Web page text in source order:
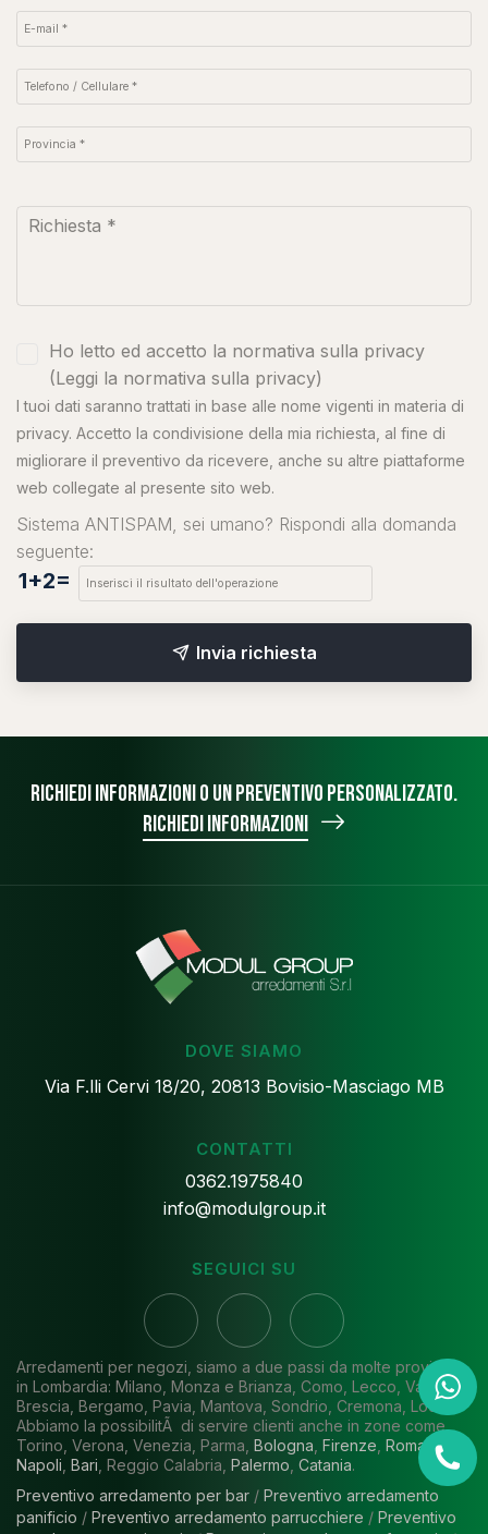
Ho letto ed accetto la normativa sulla privacy
(Leggi la normativa sulla privacy)
I tuoi dati saranno trattati in base alle nome vigenti in materia di
privacy. Accetto la condivisione della mia richiesta, al fine di
migliorare il preventivo da ricevere, anche su altre piattaforme
web collegate al presente sito web.
Sistema ANTISPAM, sei umano? Rispondi alla domanda
seguente:
1+2=
Invia richiesta
Richiedi informazioni o un preventivo personalizzato.
Richiedi informazioni
DOVE SIAMO
Via F.lli Cervi 18/20, 20813 Bovisio-Masciago MB
CONTATTI
0362.1975840
info@modulgroup.it
SEGUICI SU
Arredamenti per negozi, siamo a due passi da molte province
in Lombardia: Milano, Monza e Brianza, Como, Lecco, Varese,
Brescia, Bergamo, Pavia, Mantova, Sondrio, Cremona, Lodi.
Abbiamo la possibilitÃ di servire clienti anche in zone come
Torino, Verona, Venezia, Parma, Bologna, Firenze, Roma
Napoli, Bari, Reggio Calabria, Palermo, Catania.
Preventivo arredamento per bar / Preventivo arredamento
panificio / Preventivo arredamento parrucchiere / Preventivo